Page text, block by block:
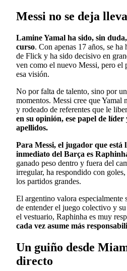
Messi no se deja
Lamine Yamal ha sido, sin
curso. Con apenas 17 años, se
de Flick y ha sido decisivo en
ven como el nuevo Messi, pero el
esa visión.
No por falta de talento, sino por
momentos. Messi cree que Yamal
y rodeado de referentes que le
en su opinión, ese papel de
apellidos.
Para Messi, el jugador que está
inmediato del Barça es
ganado peso dentro y fuera del
irregular, ha respondido con
los partidos grandes.
El argentino valora especialmente
de entender el juego colectivo y
el vestuario, Raphinha es muy
cada vez asume más
Un guiño desde
directo